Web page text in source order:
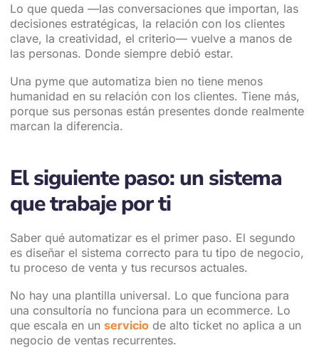
Lo que queda —las conversaciones que importan, las
decisiones estratégicas, la relación con los clientes
clave, la creatividad, el criterio— vuelve a manos de
las personas. Donde siempre debió estar.
Una pyme que automatiza bien no tiene menos
humanidad en su relación con los clientes. Tiene más,
porque sus personas están presentes donde realmente
marcan la diferencia.
El siguiente paso: un sistema
que trabaje por ti
Saber qué automatizar es el primer paso. El segundo
es diseñar el sistema correcto para tu tipo de negocio,
tu proceso de venta y tus recursos actuales.
No hay una plantilla universal. Lo que funciona para
una consultoría no funciona para un ecommerce. Lo
que escala en un servicio de alto ticket no aplica a un
negocio de ventas recurrentes.